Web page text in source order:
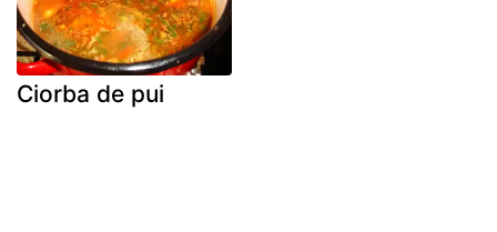
Ciorba de pui